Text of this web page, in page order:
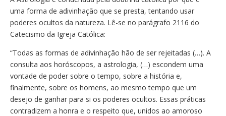
uma forma de adivinhação que se presta, tentando usar
poderes ocultos da natureza. Lê-se no parágrafo 2116 do
Catecismo da Igreja Católica:
“Todas as formas de adivinhação hão de ser rejeitadas (…). A
consulta aos horóscopos, a astrologia, (…) escondem uma
vontade de poder sobre o tempo, sobre a história e,
finalmente, sobre os homens, ao mesmo tempo que um
desejo de ganhar para si os poderes ocultos. Essas práticas
contradizem a honra e o respeito que, unidos ao amoroso